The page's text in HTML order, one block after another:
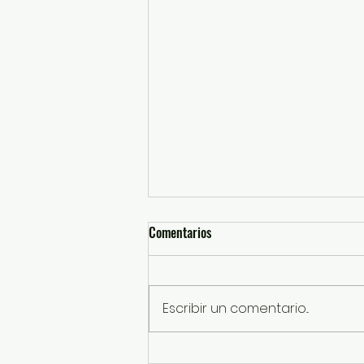
Impulsa UAEMéx modelo de
Comentarios
Escribir un comentario...